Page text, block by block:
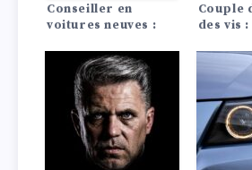
Conseiller en
voitures neuves :
convient le mieux ?
Couple
des vis